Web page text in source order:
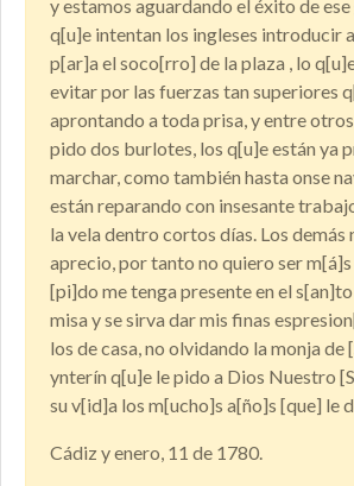
y estamos aguardando el éxito de
q[u]e intentan los ingleses introducir
p[ar]a el soco[rro] de la plaza , lo
evitar por las fuerzas tan superiores
aprontando a toda prisa, y entre otros
pido dos burlotes, los q[u]e están ya
marchar, como también hasta onse
están reparando con insesante
la vela dentro cortos días. Los demás
aprecio, por tanto no quiero ser
[pi]do me tenga presente en el
misa y se sirva dar mis finas
los de casa, no olvidando la monja de
ynterín q[u]e le pido a Dios Nuestro
su v[id]a los m[ucho]s a[ño]s [que] le
Cádiz y enero, 11 de 1780.